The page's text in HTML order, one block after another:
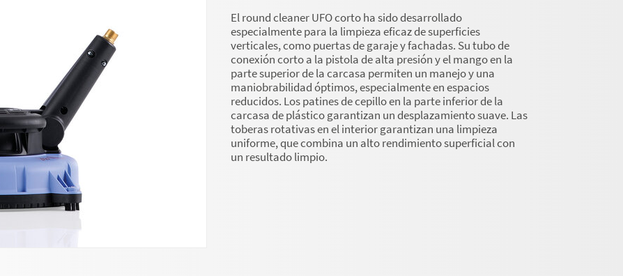
El round cleaner UFO corto ha sido desarrollado
especialmente para la limpieza eficaz de superficies
verticales, como puertas de garaje y fachadas. Su tubo de
conexión corto a la pistola de alta presión y el mango en la
parte superior de la carcasa permiten un manejo y una
maniobrabilidad óptimos, especialmente en espacios
reducidos. Los patines de cepillo en la parte inferior de la
carcasa de plástico garantizan un desplazamiento suave. Las
toberas rotativas en el interior garantizan una limpieza
uniforme, que combina un alto rendimiento superficial con
un resultado limpio.